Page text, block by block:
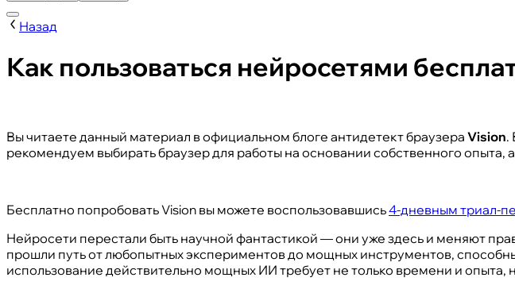
Назад
Как пользоваться нейросетями
Вы читаете данный материал в официальном блоге антидетект браузера Vision.
рекомендуем выбирать браузер для работы на основании собственного опыта,
Бесплатно попробовать Vision вы можете воспользовавшись4-дневным триал-
Нейросети перестали быть научной фантастикой — они уже здесь и меняют
прошли путь от любопытных экспериментов до мощных инструментов,
использование действительно мощных ИИ требует не только времени и опыта,